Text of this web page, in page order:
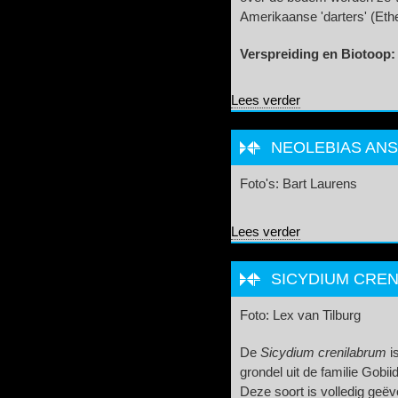
Amerikaanse 'darters'
Verspreiding en Biotoop:
Lees verder
NEOLEBIAS
Foto's: Bart Laurens
Lees verder
SICYDIUM
Foto: Lex van Tilburg
De Sicydium crenilabrum
grondel uit de familie
Deze soort is volledig